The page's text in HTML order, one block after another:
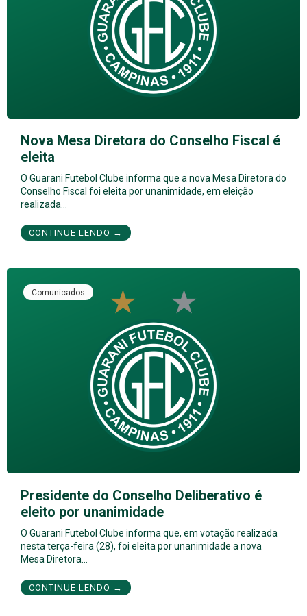
Nova Mesa Diretora do Conselho Fiscal é
eleita
O Guarani Futebol Clube informa que a nova Mesa Diretora do
Conselho Fiscal foi eleita por unanimidade, em eleição
realizada…
CONTINUE LENDO →
Comunicados
Presidente do Conselho Deliberativo é
eleito por unanimidade
O Guarani Futebol Clube informa que, em votação realizada
nesta terça-feira (28), foi eleita por unanimidade a nova
Mesa Diretora…
CONTINUE LENDO →